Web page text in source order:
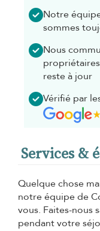
Notre
sommes
Nous
reste à jour
Vérifié par
Services &
Quelque chose
notre équipe de
vous. Faites-nous
pendant votre